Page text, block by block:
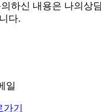
하신 내용은 나의상
다.
일
기